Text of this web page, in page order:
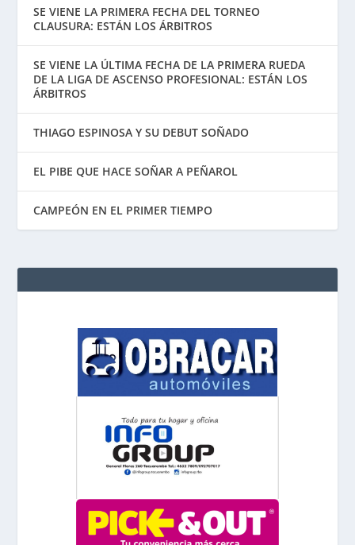
SE VIENE LA PRIMERA FECHA DEL TORNEO
CLAUSURA: ESTÁN LOS ÁRBITROS
SE VIENE LA ÚLTIMA FECHA DE LA PRIMERA RUEDA
DE LA LIGA DE ASCENSO PROFESIONAL: ESTÁN LOS
ÁRBITROS
THIAGO ESPINOSA Y SU DEBUT SOÑADO
EL PIBE QUE HACE SOÑAR A PEÑAROL
CAMPEÓN EN EL PRIMER TIEMPO